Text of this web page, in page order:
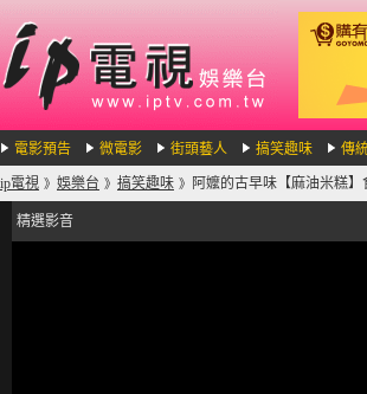
電影預告 微電影 街頭藝人 搞笑趣味 傳
ip電視 》 娛樂台 》 搞笑趣味 》 阿嬤的古早味【麻油米糕
精選影音